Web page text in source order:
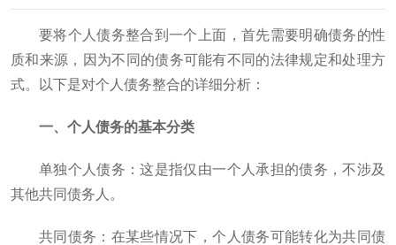
要将个人债务整合到一个上面，首先需要明确债务的性
质和来源，因为不同的债务可能有不同的法律规定和处理方
式。以下是对个人债务整合的详细分析：
一、个人债务的基本分类
单独个人债务：这是指仅由一个人承担的债务，不涉及
其他共同债务人。
共同债务：在某些情况下，个人债务可能转化为共同债